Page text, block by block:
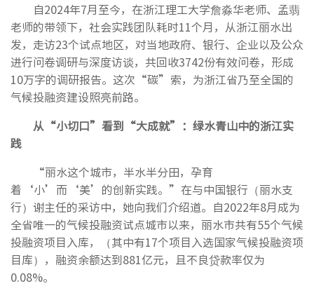
自2024年7月至今，在浙江理工大学詹淼华老师、孟翡
老师的带领下，社会实践团队耗时11个月，从浙江丽水出
发，走访23个试点地区，对当地政府、银行、企业以及公众
进行问卷调研与深度访谈，共回收3742份有效问卷，形成
10万字的调研报告。这次“碳”索，为浙江省乃至全国的
气候投融资建设照亮前路。
从“小切口”看到“大成就”：绿水青山中的浙江实
践
“丽水这个城市，半水半分田，孕育
着‘小’而‘美’的创新实践。”在与中国银行（丽水支
行）谢主任的采访中，她向我们介绍道。自2022年8月成为
全省唯一的气候投融资试点城市以来，丽水市共有55个气候
投融资项目入库，（其中有17个项目入选国家气候投融资项
目库），融资余额达到881亿元，且不良贷款率仅为
0.08%。